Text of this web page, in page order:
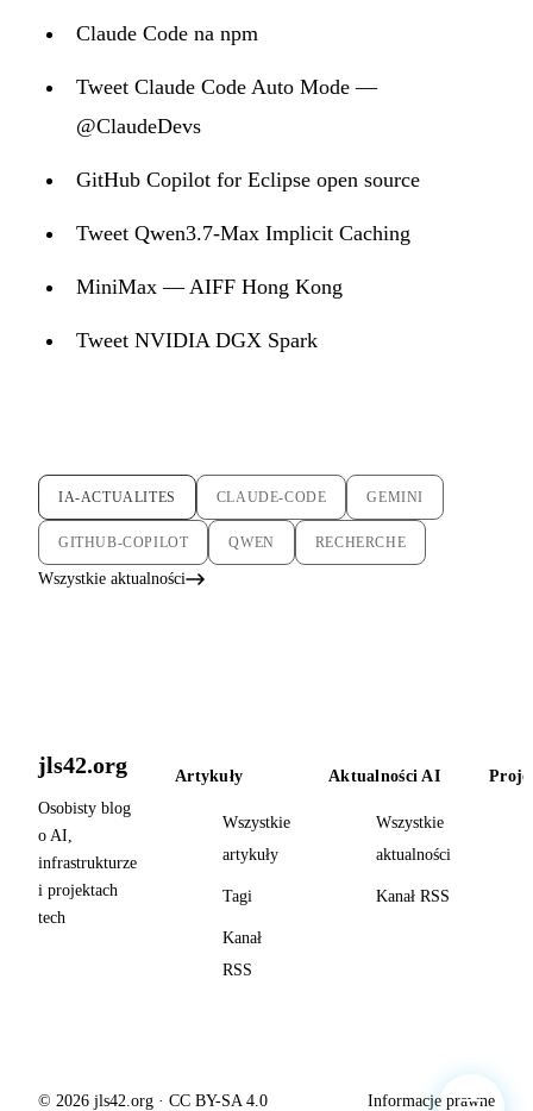
Claude Code na npm
Tweet Claude Code Auto Mode —
@ClaudeDevs
GitHub Copilot for Eclipse open source
Tweet Qwen3.7-Max Implicit Caching
MiniMax — AIFF Hong Kong
Tweet NVIDIA DGX Spark
IA-ACTUALITES CLAUDE-CODE GEMINI
GITHUB-COPILOT QWEN RECHERCHE
Wszystkie aktualności
jls42.org
Osobisty blog
o AI,
infrastrukturze
i projektach
tech
Artykuły
Wszystkie
artykuły
Tagi
Kanał
RSS
Aktualności AI
Wszystkie
aktualności
Kanał RSS
© 2026 jls42.org · CC BY-SA 4.0 Informacje prawne